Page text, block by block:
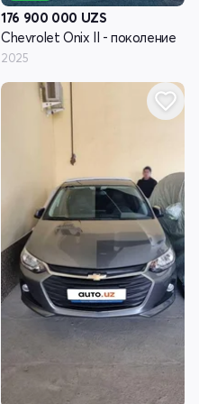
176 900 000 UZS
Chevrolet Onix II - поколение
2025